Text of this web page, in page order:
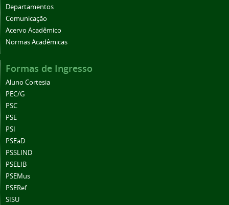
Departamentos
Comunicação
Acervo Acadêmico
Normas Acadêmicas
Formas de Ingresso
Aluno Cortesia
PEC/G
PSC
PSE
PSI
PSEaD
PSSLIND
PSELIB
PSEMus
PSERef
SISU